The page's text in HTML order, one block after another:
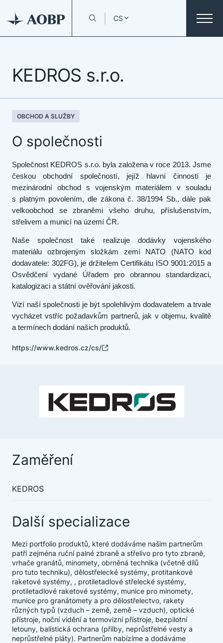
CS
KEDROS s.r.o.
OBCHOD A SLUŽBY
O společnosti
Společnost KEDROS s.r.o. byla založena v roce 2013. Jsme
českou obchodní společností, jejíž hlavní činností je
mezinárodní obchod s vojenským materiálem v souladu
s platným povolením, dle zákona č. 38/1994 Sb., dále pak
velkoobchod se zbraněmi všeho druhu, příslušenstvím,
střelivem a municí na území ČR.
Naše společnost také realizuje dodávky vojenského
materiálu ozbrojeným složkám zemí NATO (NATO kód
dodavatele: 302FG), je držitelem Certifikátu ISO 9001:2015 a
Osvědčení vydané Úřadem pro obrannou standardizaci,
katalogizaci a státní ověřování jakosti.
Vizí naší společnosti je být spolehlivým dodavatelem a trvale
vycházet vstříc požadavkům partnerů, jak v objemu, kvalitě
a termínech dodání našich produktů.
https://www.kedros.cz/cs/
Zaměření
KEDROS
Další specializace
Mezi portfolio produktů, které dodáváme našim partnerům
patří zejména ruční palné zbraně a střelivo pro tyto zbraně,
vrhače granátů, minomety, obrněná technika (včetně dílů
pro tuto techniku), dělostřelecké systémy, protitankové
raketové systémy, , protiletadlové střelecké systémy,
protiletadlové raketové systémy, munice pro minomety,
munice pro granátomety a pro dělostřelectvo, rakety
různých typů (vzduch – země, země – vzduch), optické
přístroje, noční vidění a termovizní přístroje, bezpilotní
letouny, balistická ochrana (přilby, neprůstřelné vesty a
neprůstřelné pláty). Partnerům nabízíme a dodáváme